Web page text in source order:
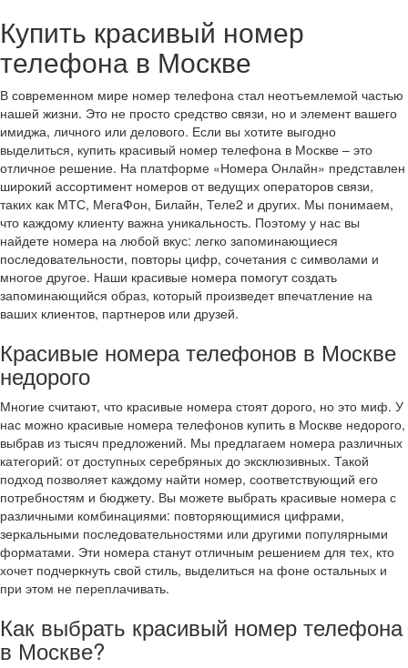
Купить красивый номер
телефона в Москве
В современном мире номер телефона стал неотъемлемой частью
нашей жизни. Это не просто средство связи, но и элемент вашего
имиджа, личного или делового. Если вы хотите выгодно
выделиться, купить красивый номер телефона в Москве – это
отличное решение. На платформе «Номера Онлайн» представлен
широкий ассортимент номеров от ведущих операторов связи,
таких как МТС, МегаФон, Билайн, Теле2 и других. Мы понимаем,
что каждому клиенту важна уникальность. Поэтому у нас вы
найдете номера на любой вкус: легко запоминающиеся
последовательности, повторы цифр, сочетания с символами и
многое другое. Наши красивые номера помогут создать
запоминающийся образ, который произведет впечатление на
ваших клиентов, партнеров или друзей.
Красивые номера телефонов в Москве
недорого
Многие считают, что красивые номера стоят дорого, но это миф. У
нас можно красивые номера телефонов купить в Москве недорого,
выбрав из тысяч предложений. Мы предлагаем номера различных
категорий: от доступных серебряных до эксклюзивных. Такой
подход позволяет каждому найти номер, соответствующий его
потребностям и бюджету. Вы можете выбрать красивые номера с
различными комбинациями: повторяющимися цифрами,
зеркальными последовательностями или другими популярными
форматами. Эти номера станут отличным решением для тех, кто
хочет подчеркнуть свой стиль, выделиться на фоне остальных и
при этом не переплачивать.
Как выбрать красивый номер телефона
в Москве?